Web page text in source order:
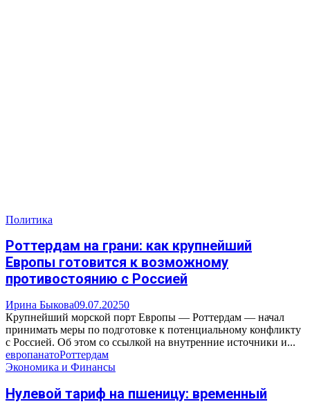
Политика
Роттердам на грани: как крупнейший
Европы готовится к возможному
противостоянию с Россией
Ирина Быкова09.07.20250
Крупнейший морской порт Европы — Роттердам — начал
принимать меры по подготовке к потенциальному конфликту
с Россией. Об этом со ссылкой на внутренние источники и...
европанатоРоттердам
Экономика и Финансы
Нулевой тариф на пшеницу: временный